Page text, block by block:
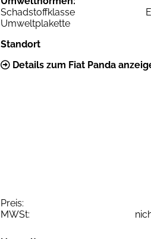
Schadstoffklasse
Umweltplakette
Standort
Details zum Fiat Panda
Preis:
MWSt: